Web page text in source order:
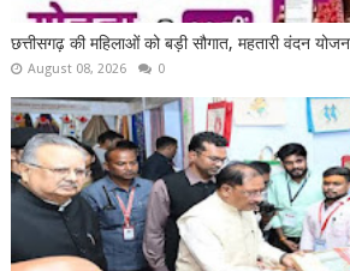
छत्तीसगढ़ की महिलाओं को बड़ी सौगात, महतारी वंदन
August 08, 2026 0